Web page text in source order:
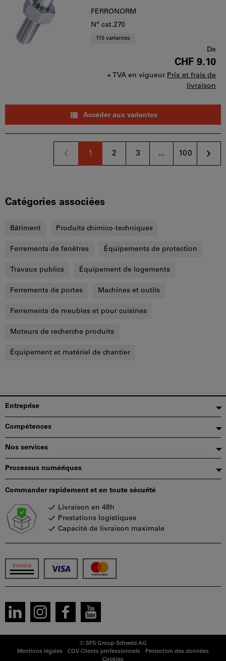
FERRONORM
N° cat.270
115 variantes
De
CHF 9.10
+ TVA en vigueur Prix et frais de
livraison
Accéder aux variantes
1 2 3 ... 100
Catégories associées
Bâtiment Produits chimico-techniques
Ferrements de fenêtres Équipements de protection
Travaux publics Équipement de logements
Ferrements de portes Machines et outils
Ferrements de meubles et pour cuisines
Moteurs de recherche produits
Équipement et matériel de chantier
Pied
de
page
Entreprise
Compétences
Nos services
Processus numériques
Commander rapidement et en toute sécurité
Livraison en 48h
Prestations logistiques
Capacité de livraison maximale
© SFS Group Schweiz AG
Mentions légales
CGV Clients professionnels
Protection des données
Cookies